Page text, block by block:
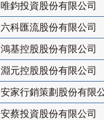
唯鈞投資股份有限公司
六科匯流股份有限公司
鴻基控股股份有限公司
淵元控股股份有限公司
安家行銷策劃股份有限
安蔡投資股份有限公司